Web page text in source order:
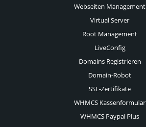
Webseiten Management
Virtual Server
Root Management
LiveConfig
Domains Registrieren
Domain-Robot
SSL-Zertifikate
WHMCS Kassenformular
WHMCS Paypal Plus